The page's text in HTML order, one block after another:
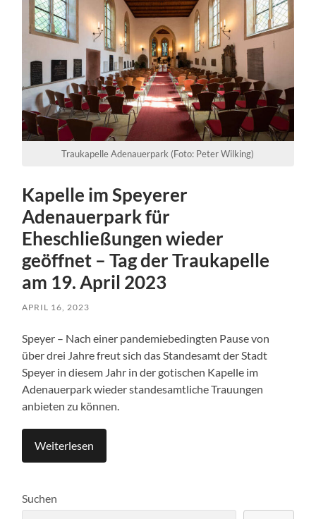
Traukapelle Adenauerpark (Foto: Peter Wilking)
Kapelle im Speyerer
Adenauerpark für
Eheschließungen wieder
geöffnet – Tag der Traukapelle
am 19. April 2023
APRIL 16, 2023
Speyer – Nach einer pandemiebedingten Pause von
über drei Jahre freut sich das Standesamt der Stadt
Speyer in diesem Jahr in der gotischen Kapelle im
Adenauerpark wieder standesamtliche Trauungen
anbieten zu können.
Weiterlesen
Suchen